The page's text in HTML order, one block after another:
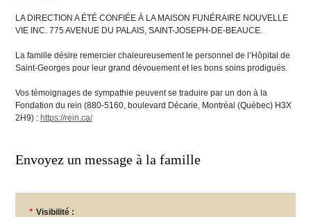
LA DIRECTION A ÉTÉ CONFIÉE À LA MAISON FUNÉRAIRE NOUVELLE
VIE INC. 775 AVENUE DU PALAIS, SAINT-JOSEPH-DE-BEAUCE.
La famille désire remercier chaleureusement le personnel de l’Hôpital de
Saint-Georges pour leur grand dévouement et les bons soins prodigués.
Vos témoignages de sympathie peuvent se traduire par un don à la
Fondation du rein (880-5160, boulevard Décarie, Montréal (Québec) H3X
2H9) : https://rein.ca/
Envoyez un message à la famille
* Visibilité :